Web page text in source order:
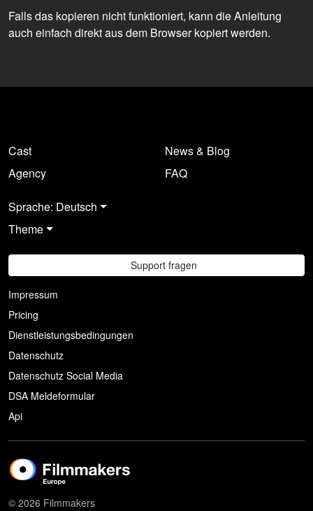
Falls das kopieren nicht funktioniert, kann die Anleitung
auch einfach direkt aus dem Browser kopiert werden.
Cast
Agency
News & Blog
FAQ
Sprache: Deutsch
Theme
Support fragen
Impressum
Pricing
Dienstleistungsbedingungen
Datenschutz
Datenschutz Social Media
DSA Meldeformular
Api
© 2026 Filmmakers